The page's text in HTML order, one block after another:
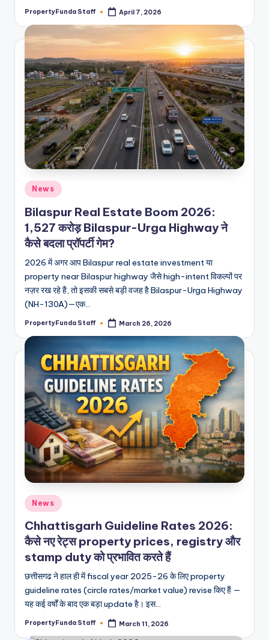
Posted
PropertyFunda Staff April 7, 2026
Posted
in
News
Bilaspur Real Estate Boom 2026:
1,527 करोड़ Bilaspur-Urga Highway ने
कैसे बदला प्रॉपर्टी गेम?
2026 में अगर आप Bilaspur real estate investment या
property near Bilaspur highway जैसे high-intent विकल्पों पर
नज़र रख रहे हैं, तो इसकी सबसे बड़ी वजह है Bilaspur-Urga Highway
(NH-130A)—एक…
Posted
PropertyFunda Staff March 26, 2026
Posted
in
News
Chhattisgarh Guideline Rates 2026:
कैसे नए रेट्स property prices, registry और
stamp duty को प्रभावित करते हैं
छत्तीसगढ ने हाल ही में fiscal year 2025-26 के लिए property
guideline rates (circle rates/market value) revise किए हैं —
यह कई वर्षों के बाद एक बड़ा update है। इस…
Posted
PropertyFunda Staff March 11, 2026